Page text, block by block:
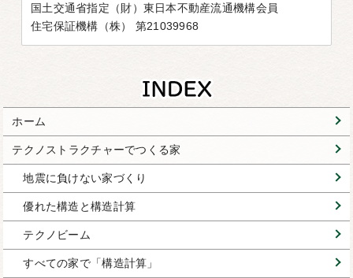
国土交通省指定（財）東日本不動産流通機構会員
住宅保証機構（株） 第21039968
ホーム
テクノストラクチャーでつくる家
地震に負けない家づくり
優れた構造と構造計算
テクノビーム
すべての家で「構造計算」